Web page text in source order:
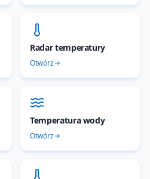
Radar temperatury
Otwórz
Temperatura wody
Otwórz